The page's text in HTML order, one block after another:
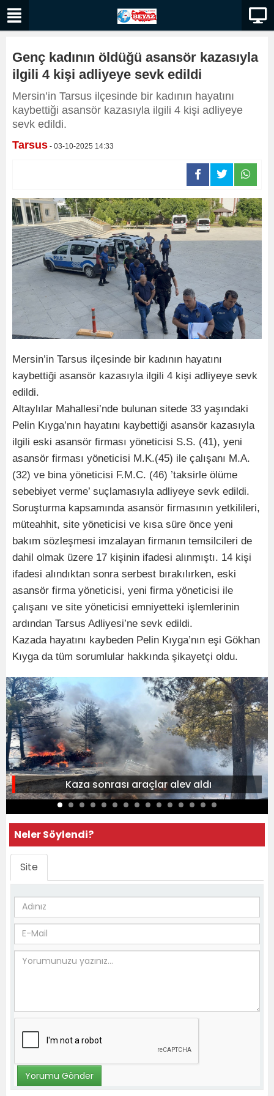
Genç kadının öldüğü asansör kazasıyla
ilgili 4 kişi adliyeye sevk edildi
Mersin’in Tarsus ilçesinde bir kadının hayatını
kaybettiği asansör kazasıyla ilgili 4 kişi adliyeye
sevk edildi.
Tarsus - 03-10-2025 14:33
Mersin’in Tarsus ilçesinde bir kadının hayatını
kaybettiği asansör kazasıyla ilgili 4 kişi adliyeye sevk
edildi.
Altaylılar Mahallesi’nde bulunan sitede 33 yaşındaki
Pelin Kıyga’nın hayatını kaybettiği asansör kazasıyla
ilgili eski asansör firması yöneticisi S.S. (41), yeni
asansör firması yöneticisi M.K.(45) ile çalışanı M.A.
(32) ve bina yöneticisi F.M.C. (46) ’taksirle ölüme
sebebiyet verme’ suçlamasıyla adliyeye sevk edildi.
Soruşturma kapsamında asansör firmasının yetkilileri,
müteahhit, site yöneticisi ve kısa süre önce yeni
bakım sözleşmesi imzalayan firmanın temsilcileri de
dahil olmak üzere 17 kişinin ifadesi alınmıştı. 14 kişi
ifadesi alındıktan sonra serbest bırakılırken, eski
asansör firma yöneticisi, yeni firma yöneticisi ile
çalışanı ve site yöneticisi emniyetteki işlemlerinin
ardından Tarsus Adliyesi’ne sevk edildi.
Kazada hayatını kaybeden Pelin Kıyga’nın eşi Gökhan
Kıyga da tüm sorumlular hakkında şikayetçi oldu.
Kaza sonrası araçlar alev aldı
Neler Söylendi?
Site